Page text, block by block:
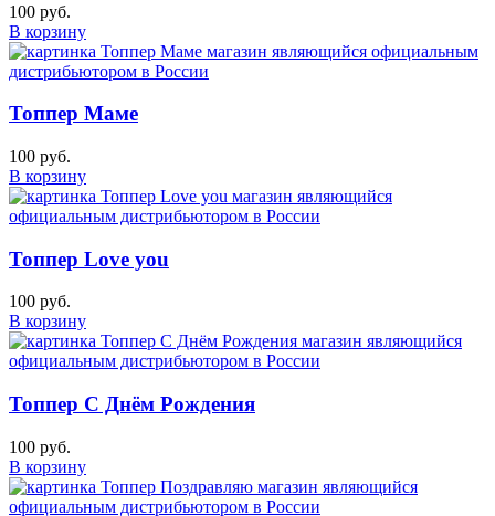
100 руб.
В корзину
Топпер Маме
100 руб.
В корзину
Топпер Love you
100 руб.
В корзину
Топпер С Днём Рождения
100 руб.
В корзину